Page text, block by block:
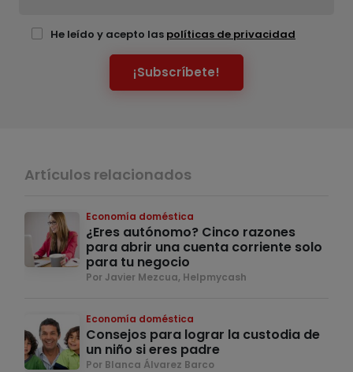
He leído y acepto las políticas de privacidad
¡Subscríbete!
Artículos relacionados
Economía doméstica
¿Eres autónomo? Cinco razones
para abrir una cuenta corriente solo
para tu negocio
Por Javier Mezcua, Helpmycash
Economía doméstica
Consejos para lograr la custodia de
un niño si eres padre
Por Blanca Álvarez Barco